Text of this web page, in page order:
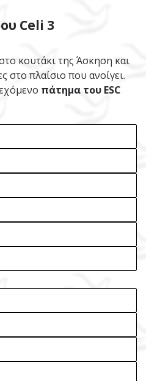
Celi 3
κουτάκι της Άσκηση και
στο πλαίσιο που ανοίγει.
πάτημα του ESC